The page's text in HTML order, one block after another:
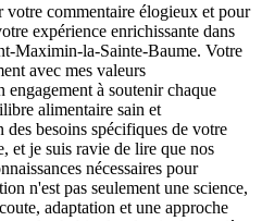
commentaire élogieux et pour
expérience enrichissante dans
Maximin-la-Sainte-Baume. Votre
avec mes valeurs
à soutenir chaque
alimentaire sain et
besoins spécifiques de votre
et je suis ravie de lire que nos
nécessaires pour
n'est pas seulement une science,
adaptation et une approche